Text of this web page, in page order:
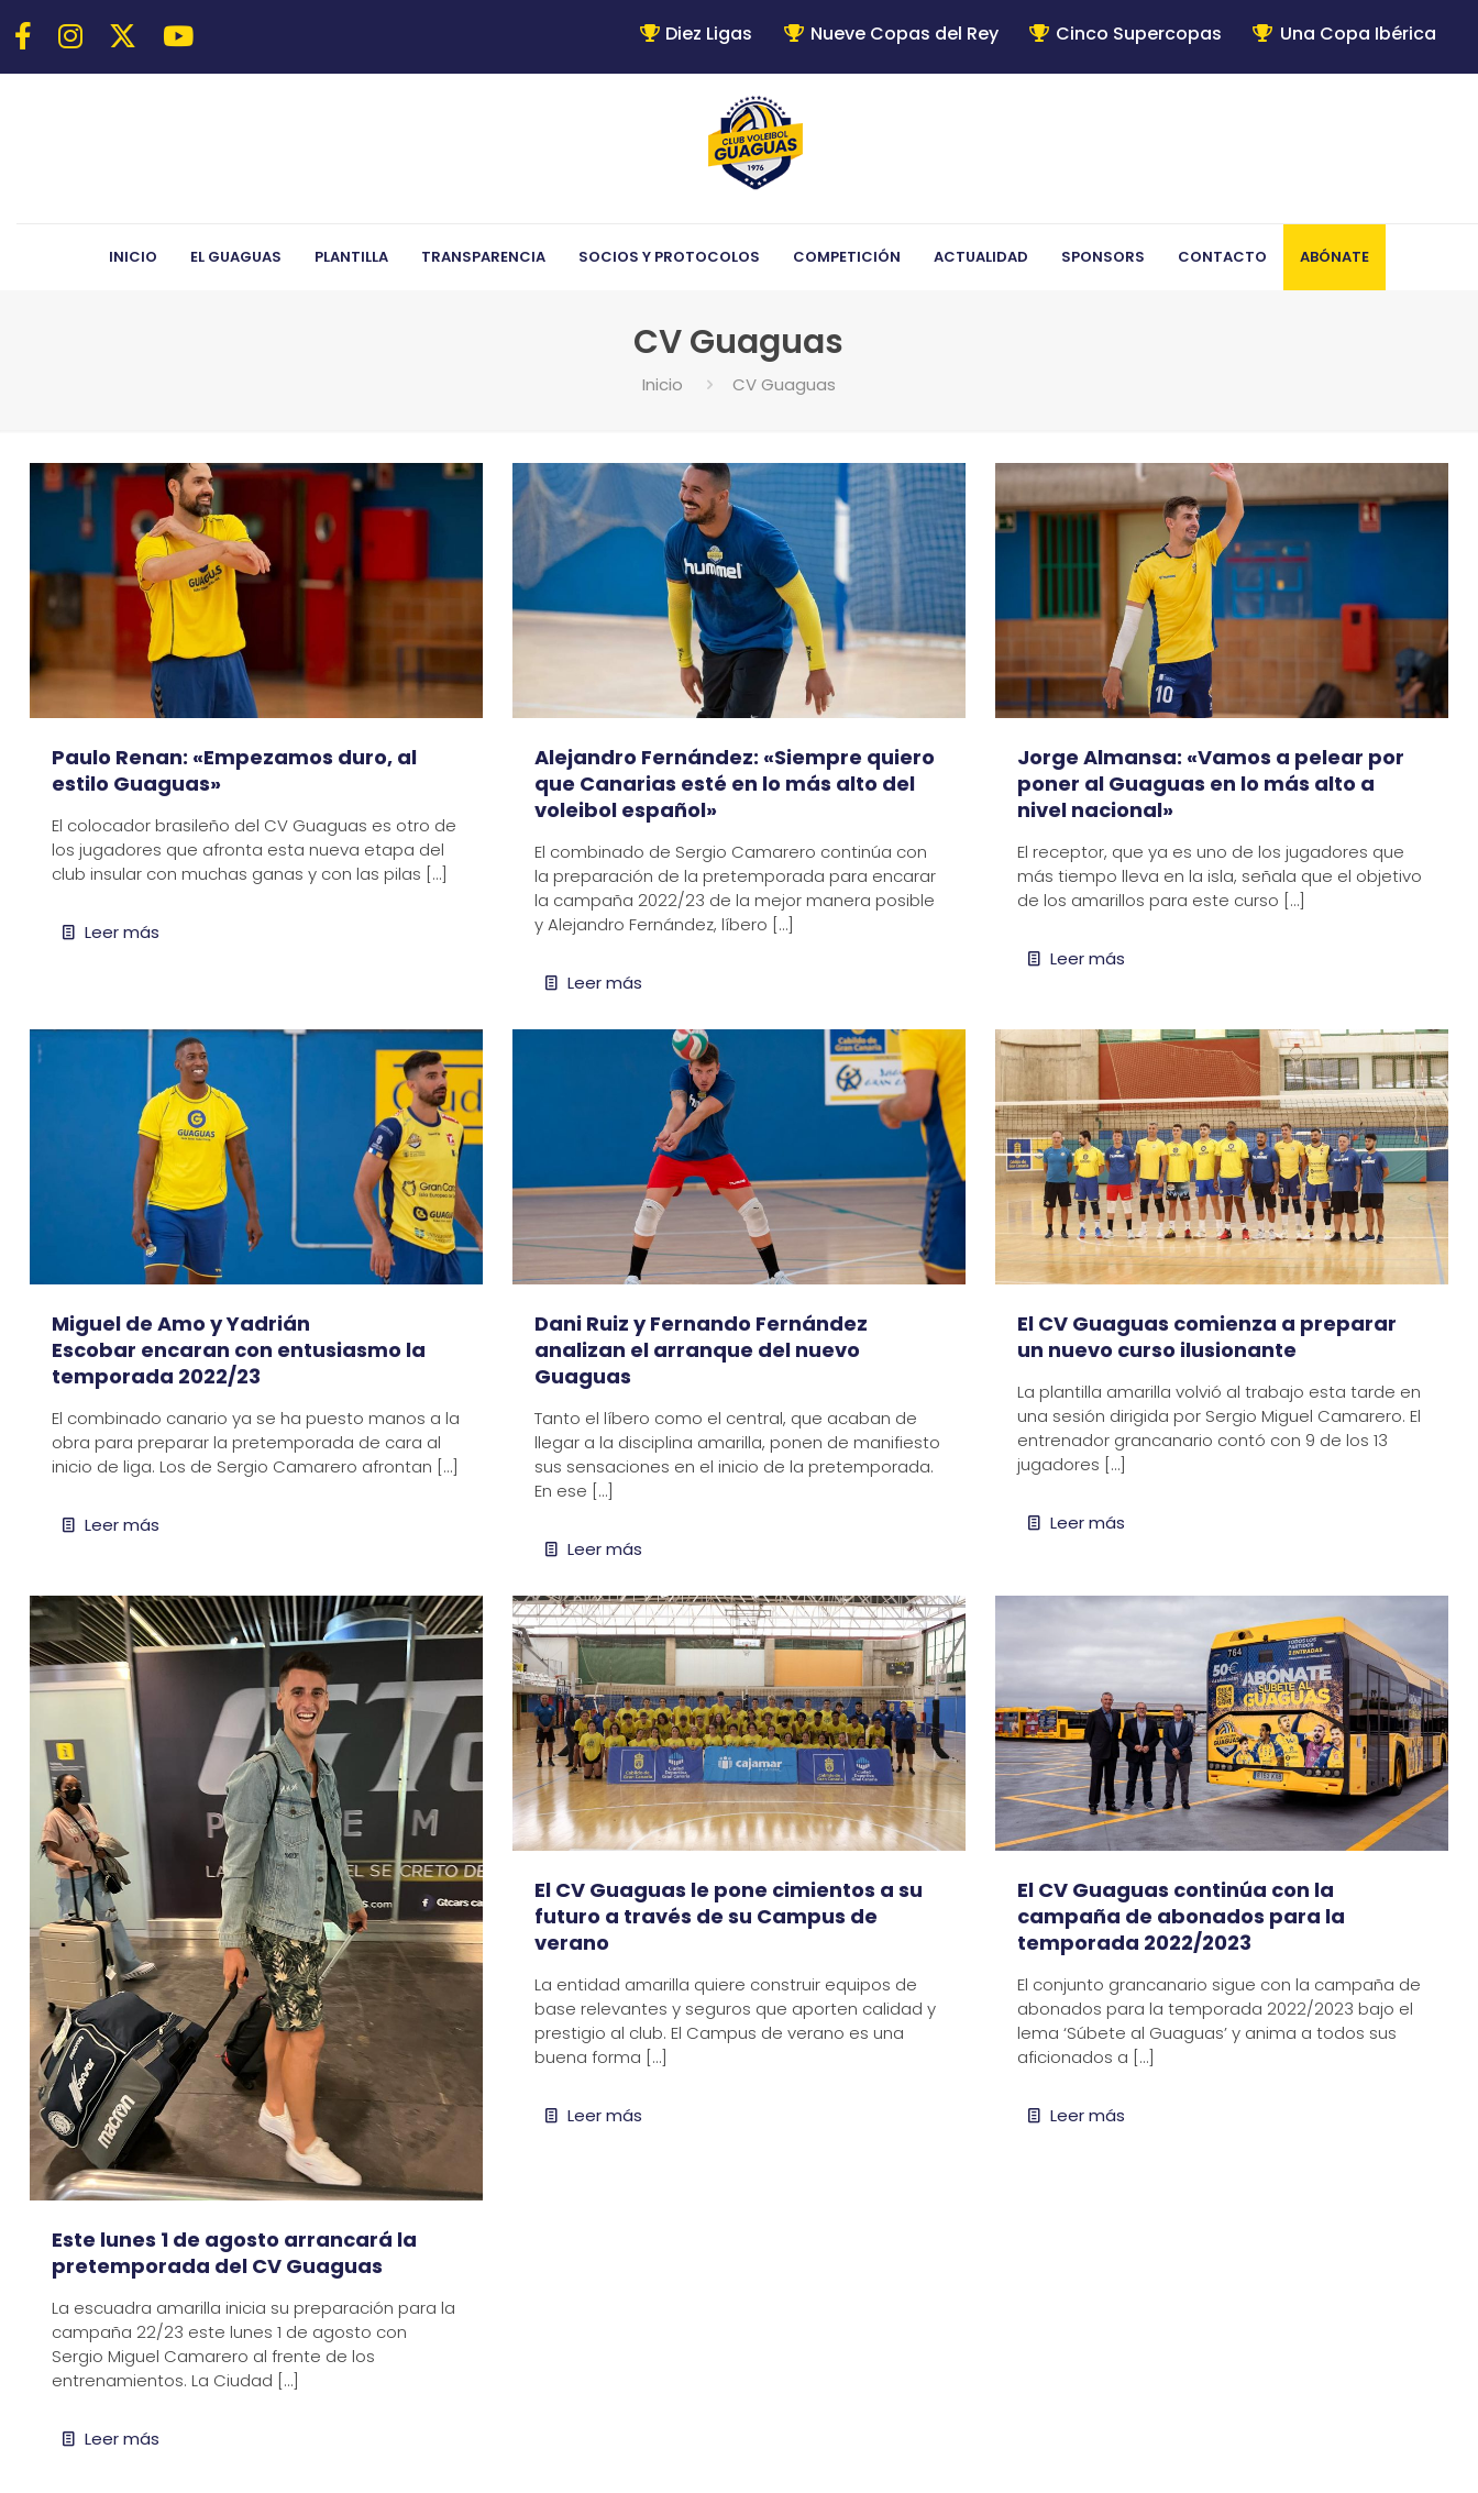
Diez Ligas Nueve Copas del Rey Cinco Supercopas Una Copa Ibérica
INICIO EL GUAGUAS PLANTILLA TRANSPARENCIA SOCIOS Y PROTOCOLOS COMPETICIÓN ACTUALIDAD SPONSORS CONTACTO ABÓNATE
CV Guaguas
Inicio CV Guaguas
Paulo Renan: «Empezamos duro, al
estilo Guaguas»
El colocador brasileño del CV Guaguas es otro de
los jugadores que afronta esta nueva etapa del
club insular con muchas ganas y con las pilas […]
Leer más
Alejandro Fernández: «Siempre quiero
que Canarias esté en lo más alto del
voleibol español»
El combinado de Sergio Camarero continúa con
la preparación de la pretemporada para encarar
la campaña 2022/23 de la mejor manera posible
y Alejandro Fernández, líbero […]
Leer más
Jorge Almansa: «Vamos a pelear por
poner al Guaguas en lo más alto a
nivel nacional»
El receptor, que ya es uno de los jugadores que
más tiempo lleva en la isla, señala que el objetivo
de los amarillos para este curso […]
Leer más
Miguel de Amo y Yadrián
Escobar encaran con entusiasmo la
temporada 2022/23
El combinado canario ya se ha puesto manos a la
obra para preparar la pretemporada de cara al
inicio de liga. Los de Sergio Camarero afrontan […]
Leer más
Dani Ruiz y Fernando Fernández
analizan el arranque del nuevo
Guaguas
Tanto el líbero como el central, que acaban de
llegar a la disciplina amarilla, ponen de manifiesto
sus sensaciones en el inicio de la pretemporada.
En ese […]
Leer más
El CV Guaguas comienza a preparar
un nuevo curso ilusionante
La plantilla amarilla volvió al trabajo esta tarde en
una sesión dirigida por Sergio Miguel Camarero. El
entrenador grancanario contó con 9 de los 13
jugadores […]
Leer más
Este lunes 1 de agosto arrancará la
pretemporada del CV Guaguas
La escuadra amarilla inicia su preparación para la
campaña 22/23 este lunes 1 de agosto con
Sergio Miguel Camarero al frente de los
entrenamientos. La Ciudad […]
Leer más
El CV Guaguas le pone cimientos a su
futuro a través de su Campus de
verano
La entidad amarilla quiere construir equipos de
base relevantes y seguros que aporten calidad y
prestigio al club. El Campus de verano es una
buena forma […]
Leer más
El CV Guaguas continúa con la
campaña de abonados para la
temporada 2022/2023
El conjunto grancanario sigue con la campaña de
abonados para la temporada 2022/2023 bajo el
lema ‘Súbete al Guaguas’ y anima a todos sus
aficionados a […]
Leer más